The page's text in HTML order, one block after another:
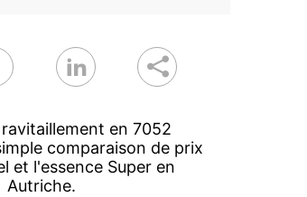
en 7052
comparaison de prix
et l'essence Super en
Autriche.